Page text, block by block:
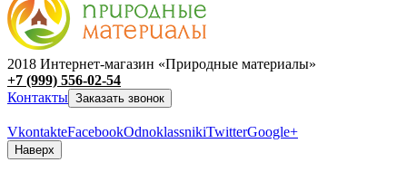
2018 Интернет-магазин «Природные материалы»
+7 (999) 556-02-54
Контакты Заказать звонок
VkontakteFacebookOdnoklassnikiTwitterGoogle+
Наверх